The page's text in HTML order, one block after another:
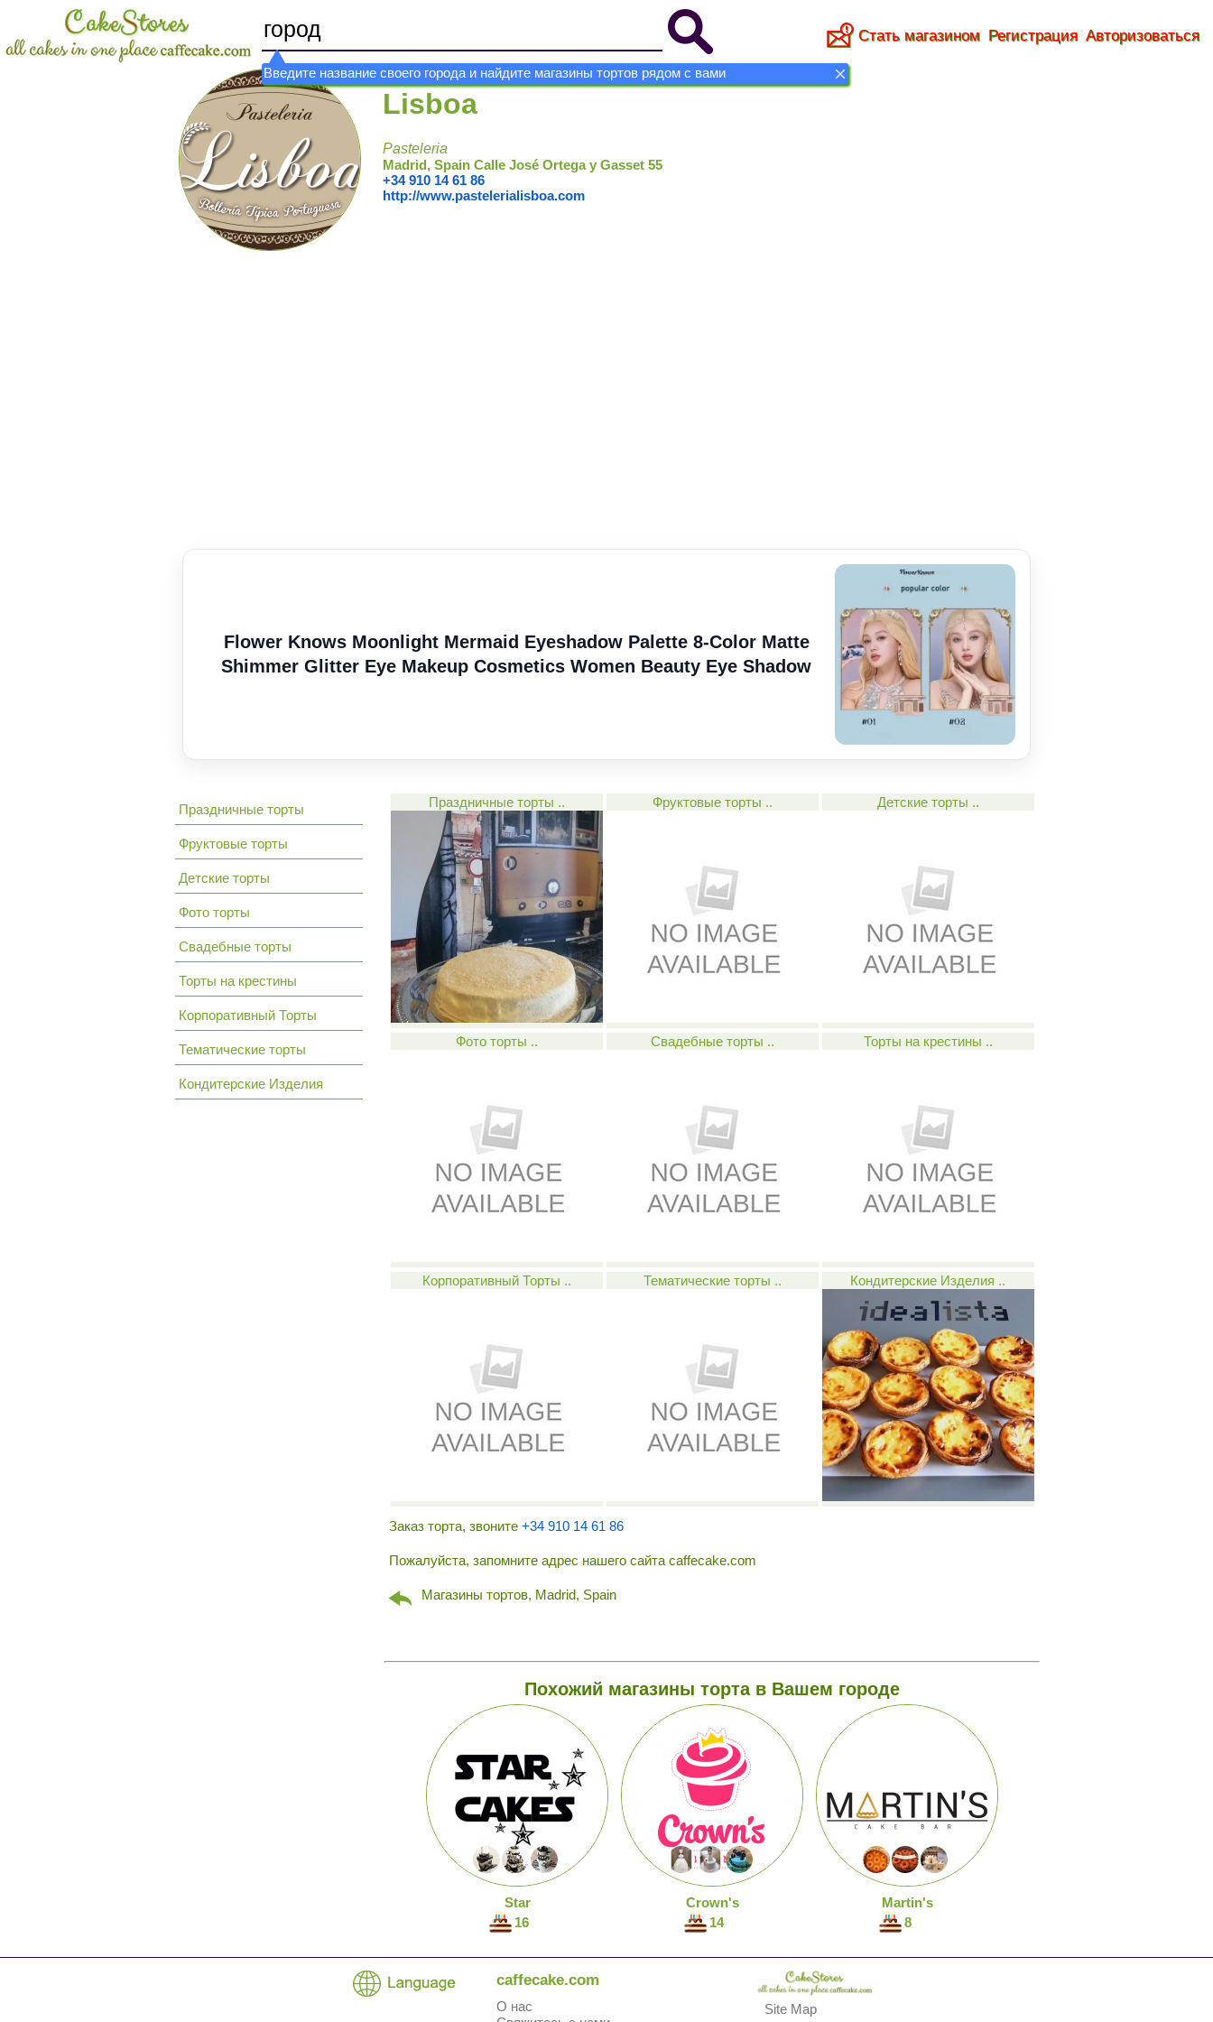
Введите название своего города и найдите магазины тортов рядом с вами
Стать магазином Регистрация Авторизоваться
Lisboa
Pasteleria
Madrid, Spain Calle José Ortega y Gasset 55
+34 910 14 61 86
http://www.pastelerialisboa.com
Flower Knows Moonlight Mermaid Eyeshadow Palette 8-Color Matte
Shimmer Glitter Eye Makeup Cosmetics Women Beauty Eye Shadow
Праздничные торты
Фруктовые торты
Детские торты
Фото торты
Свадебные торты
Торты на крестины
Корпоративный Торты
Тематические торты
Кондитерские Изделия
Праздничные торты .. Фруктовые торты .. Детские торты ..
Фото торты .. Свадебные торты .. Торты на крестины ..
Корпоративный Торты .. Тематические торты .. Кондитерские Изделия ..
Заказ торта, звоните +34 910 14 61 86
Пожалуйста, запомните адрес нашего сайта caffecake.com
Магазины тортов, Madrid, Spain
Похожий магазины торта в Вашем городе
Star
16
Crown's
14
Martin's
8
caffecake.com
О нас
Site Map